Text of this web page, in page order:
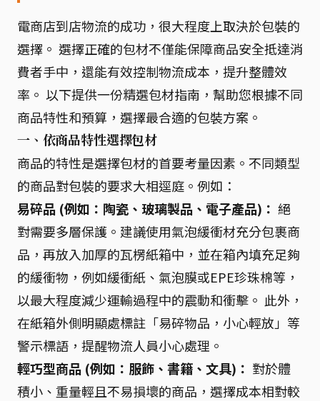
電商店到店物流的成功，很大程度上取決於包裝的
選擇。 選擇正確的包材不僅能保障商品安全抵達消
費者手中，還能有效控制物流成本，提升整體效
率。 以下提供一份精選包材指南，幫助您根據不同
商品特性和預算，選擇最合適的包裝方案。
一、依商品特性選擇包材
商品的特性是選擇包材的首要考量因素。不同類型
的商品對包裝的要求大相逕庭。例如：
易碎品 (例如：陶瓷、玻璃製品、電子產品)： 絕
對需要多層保護。建議使用氣泡緩衝材充分包裹商
品，再放入加厚的瓦楞紙箱中，並在箱內填充足夠
的緩衝物，例如緩衝紙、氣泡膜或EPE珍珠棉等，
以最大程度減少運輸過程中的震動和衝擊。 此外，
在紙箱外側明顯處標註「易碎物品，小心輕放」等
警示標語，提醒物流人員小心處理。
輕巧型商品 (例如：服飾、書籍、文具)： 對於體
積小、重量輕且不易損壞的商品，選擇成本相對較